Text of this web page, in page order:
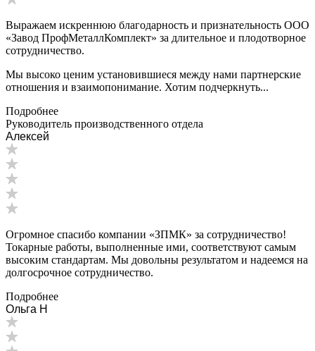
Выражаем искреннюю благодарность и признательность ООО
«Завод ПрофМеталлКомплект» за длительное и плодотворное
сотрудничество.
Мы высоко ценим установившиеся между нами партнерские
отношения и взаимопонимание. Хотим подчеркнуть...
Подробнее
Руководитель производственного отдела
Алексей
Огромное спасибо компании «ЗПМК» за сотрудничество!
Токарные работы, выполненные ими, соответствуют самым
высоким стандартам. Мы довольны результатом и надеемся на
долгосрочное сотрудничество.
Подробнее
Ольга Н